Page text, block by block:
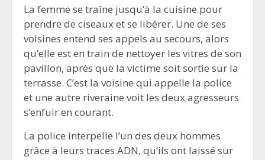
La femme se traîne jusqu’à la cuisine pour
prendre de ciseaux et se libérer. Une de ses
voisines entend ses appels au secours, alors
qu’elle est en train de nettoyer les vitres de son
pavillon, après que la victime soit sortie sur la
terrasse. C’est la voisine qui appelle la police
et une autre riveraine voit les deux agresseurs
s’enfuir en courant.
La police interpelle l’un des deux hommes
grâce à leurs traces ADN, qu’ils ont laissé sur